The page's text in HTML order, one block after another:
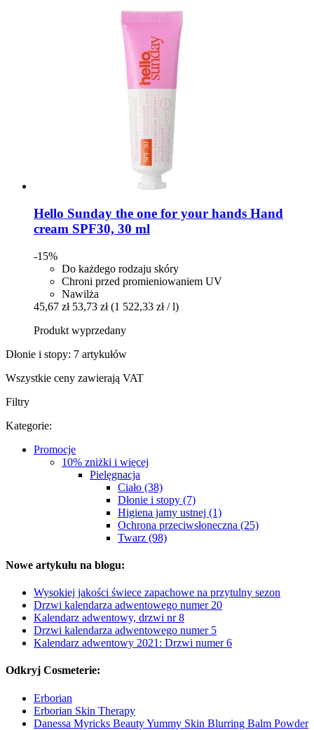
Hello Sunday the one for your hands Hand
cream SPF30, 30 ml
-15%
Do każdego rodzaju skóry
Chroni przed promieniowaniem UV
Nawilża
45,67 zł 53,73 zł (1 522,33 zł / l)
Produkt wyprzedany
Dłonie i stopy: 7 artykułów
Wszystkie ceny zawierają VAT
Filtry
Kategorie:
Promocje
10% zniżki i więcej
Pielęgnacja
Ciało (38)
Dłonie i stopy (7)
Higiena jamy ustnej (1)
Ochrona przeciwsłoneczna (25)
Twarz (98)
Nowe artykułu na blogu:
Wysokiej jakości świece zapachowe na przytulny sezon
Drzwi kalendarza adwentowego numer 20
Kalendarz adwentowy, drzwi nr 8
Drzwi kalendarza adwentowego numer 5
Kalendarz adwentowy 2021: Drzwi numer 6
Odkryj Cosmeterie:
Erborian
Erborian Skin Therapy
Danessa Myricks Beauty Yummy Skin Blurring Balm Powder